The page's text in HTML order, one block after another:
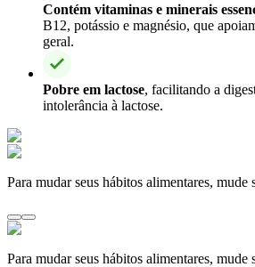
Contém vitaminas e minerais
B12, potássio e magnésio, que
geral.
Pobre em lactose, facilitando a
intolerância à lactose.
Para mudar seus hábitos alimentares, mude
Para mudar seus hábitos alimentares, mude